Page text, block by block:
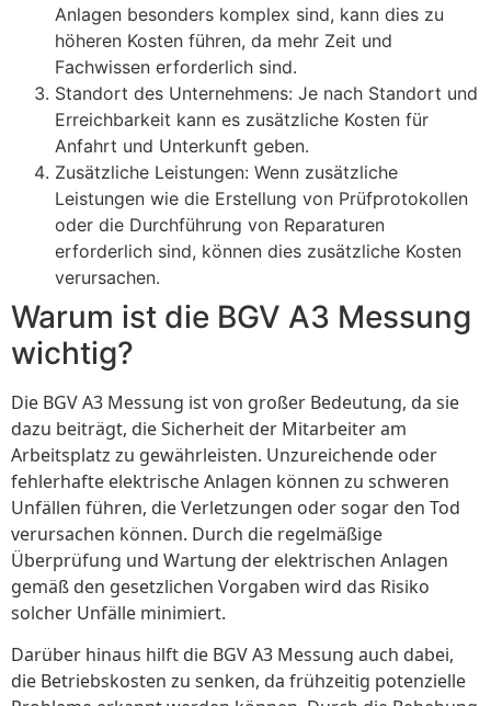
Anlagen besonders komplex sind, kann dies zu
höheren Kosten führen, da mehr Zeit und
Fachwissen erforderlich sind.
Standort des Unternehmens: Je nach Standort und
Erreichbarkeit kann es zusätzliche Kosten für
Anfahrt und Unterkunft geben.
Zusätzliche Leistungen: Wenn zusätzliche
Leistungen wie die Erstellung von Prüfprotokollen
oder die Durchführung von Reparaturen
erforderlich sind, können dies zusätzliche Kosten
verursachen.
Warum ist die BGV A3 Messung
wichtig?
Die BGV A3 Messung ist von großer Bedeutung, da sie
dazu beiträgt, die Sicherheit der Mitarbeiter am
Arbeitsplatz zu gewährleisten. Unzureichende oder
fehlerhafte elektrische Anlagen können zu schweren
Unfällen führen, die Verletzungen oder sogar den Tod
verursachen können. Durch die regelmäßige
Überprüfung und Wartung der elektrischen Anlagen
gemäß den gesetzlichen Vorgaben wird das Risiko
solcher Unfälle minimiert.
Darüber hinaus hilft die BGV A3 Messung auch dabei,
die Betriebskosten zu senken, da frühzeitig potenzielle